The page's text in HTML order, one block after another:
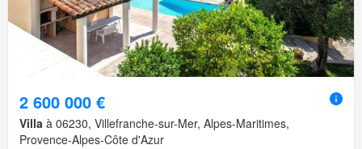
2 600 000 €
Villa à 06230, Villefranche-sur-Mer, Alpes-Maritimes,
Provence-Alpes-Côte d'Azur